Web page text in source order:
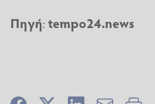
Πηγή:tempo24.news